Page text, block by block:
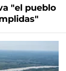
"el pueblo